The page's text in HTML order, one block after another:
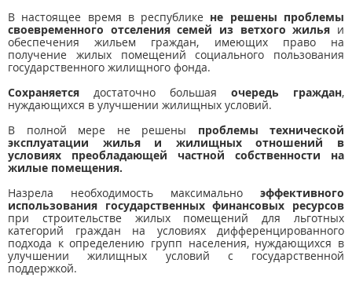
В настоящее время в республике не решены проблемы
своевременного отселения семей из ветхого жилья и
обеспечения жильем граждан, имеющих право на
получение жилых помещений социального пользования
государственного жилищного фонда.
Сохраняется достаточно большая очередь граждан,
нуждающихся в улучшении жилищных условий.
В полной мере не решены проблемы технической
эксплуатации жилья и жилищных отношений в
условиях преобладающей частной собственности на
жилые помещения.
Назрела необходимость максимально эффективного
использования государственных финансовых ресурсов
при строительстве жилых помещений для льготных
категорий граждан на условиях дифференцированного
подхода к определению групп населения, нуждающихся в
улучшении жилищных условий с государственной
поддержкой.